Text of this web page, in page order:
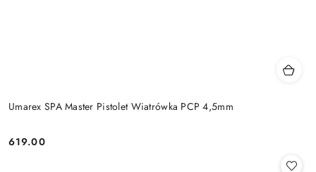
Umarex SPA Master Pistolet Wiatrówka PCP 4,5mm
Cena:
619.00